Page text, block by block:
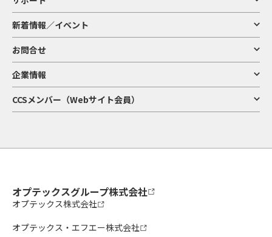
新着情報／イベント
お問合せ
企業情報
CCSメンバー（Webサイト会員）
オプテックスグループ株式会社
オプテックス株式会社
オプテックス・エフエー株式会社